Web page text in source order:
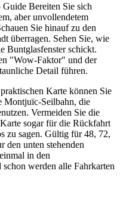
Bereiten Sie sich
aber unvollendetem
Sie hinauf zu den
überragen. Sehen Sie, wie
Buntglasfenster schickt.
"Wow-Faktor" und der
Detail führen.
Karte können Sie
Montjuïc-Seilbahn, die
Vermeiden Sie die
sogar für die Rückfahrt
zu sagen. Gültig für 48, 72,
den unten stehenden
in den
werden alle Fahrkarten